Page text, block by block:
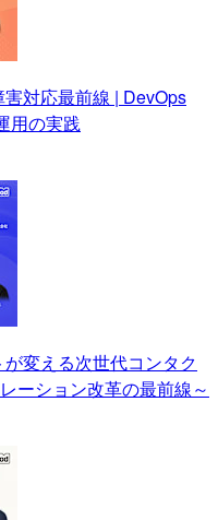
害対応最前線 | DevOps
用の実践
が変える次世代コンタク
ーション改革の最前線～